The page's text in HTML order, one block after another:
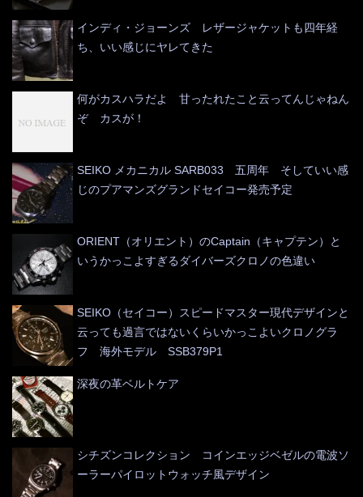
インディ・ジョーンズ レザージャケットも四年経
ち、いい感じにヤレてきた
何がカスハラだよ 甘ったれたこと云ってんじゃねん
ぞ カスが！
SEIKO メカニカル SARB033 五周年 そしていい感
じのプアマンズグランドセイコー発売予定
ORIENT（オリエント）のCaptain（キャプテン）と
いうかっこよすぎるダイバーズクロノの色違い
SEIKO（セイコー）スピードマスター現代デザインと
云っても過言ではないくらいかっこよいクロノグラ
フ 海外モデル SSB379P1
深夜の革ベルトケア
シチズンコレクション コインエッジベゼルの電波ソ
ーラーパイロットウォッチ風デザイン